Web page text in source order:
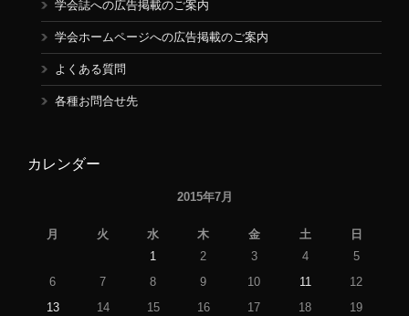
学会誌への広告掲載のご案内
学会ホームページへの広告掲載のご案内
よくある質問
各種お問合せ先
カレンダー
2015年7月
月 火 水 木 金 土
日
1
2 3 4
5
6
7 8 9 10 11
12
13
14 15 16 17 18
19